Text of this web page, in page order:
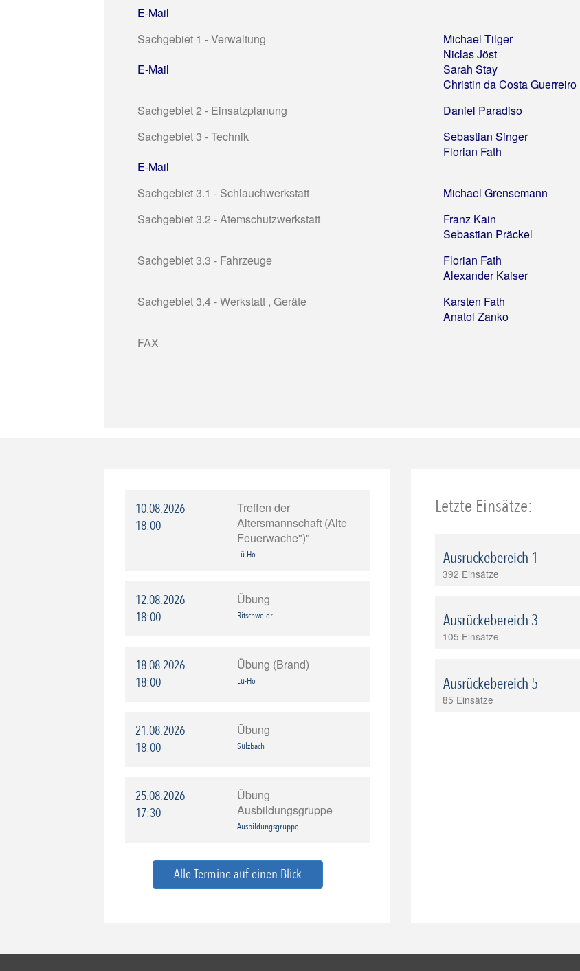
E-Mail
Sachgebiet 1 - Verwaltung
E-Mail
Michael Tilger
Niclas Jöst
Sarah Stay
Christin da Costa Guerreiro
Sachgebiet 2 - Einsatzplanung
Daniel Paradiso
Sachgebiet 3 - Technik
E-Mail
Sebastian Singer
Florian Fath
Sachgebiet 3.1 - Schlauchwerkstatt Michael Grensemann
Sachgebiet 3.2 - Atemschutzwerkstatt
Franz Kain
Sebastian Präckel
Sachgebiet 3.3 - Fahrzeuge
Florian Fath
Alexander Kaiser
Sachgebiet 3.4 - Werkstatt , Geräte
Karsten Fath
Anatol Zanko
FAX
10.08.2026
18:00
Treffen der
Altersmannschaft (Alte
Feuerwache")"
Lü-Ho
12.08.2026
18:00
Übung
Ritschweier
18.08.2026
18:00
Übung (Brand)
Lü-Ho
21.08.2026
18:00
Übung
Sulzbach
25.08.2026
17:30
Übung
Ausbildungsgruppe
Ausbildungsgruppe
Alle Termine auf einen Blick
Letzte Einsätze:
Ausrückebereich 1
392 Einsätze
Ausrückebereich 3
105 Einsätze
Ausrückebereich 5
85 Einsätze